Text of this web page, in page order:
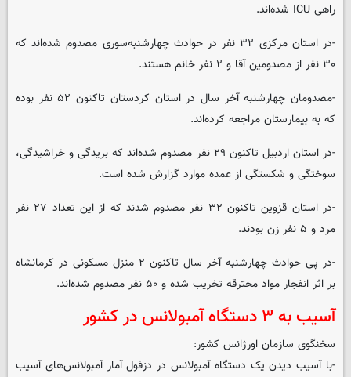
راهی ICU شده‌اند.
-در استان مرکزی ۳۲ نفر در حوادث چهارشنبه‌سوری مصدوم شده‌اند که
۳۰ نفر از مصدومین آقا و ۲ نفر خانم هستند.
-مصدومان چهارشنبه‌ آخر سال در استان کردستان‌ تاکنون ۵۲ نفر بوده
‌که به بیمارستان مراجعه کرده‌اند.
-در استان اردبیل تاکنون ۲۹ نفر مصدوم شده‌اند که بریدگی و خراشیدگی،
سوختگی و شکستگی از عمده موارد گزارش شده‌ است.
-در استان قزوین تاکنون ۳۲ نفر ‌مصدوم شدند که از این تعداد ۲۷ نفر
مرد و ۵ نفر زن بودند.
-در پی حوادث چهارشنبه آخر سال تاکنون ۲ منزل مسکونی در کرمانشاه
بر اثر انفجار مواد محترقه تخریب شده و ۵۰ نفر مصدوم شده‌اند.
آسیب به ۳ دستگاه آمبولانس در کشور
سخنگوی سازمان اورژانس کشور:
-با آسیب دیدن یک دستگاه آمبولانس در دزفول آمار آمبولانس‌های آسیب‌